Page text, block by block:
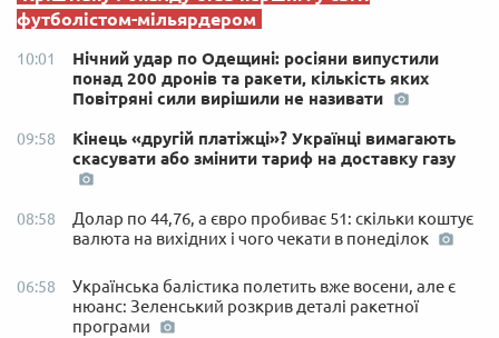
футболістом-мільярдером
10:01
Нічний удар по Одещині: росіяни випустили
понад 200 дронів та ракети, кількість яких
Повітряні сили вирішили не називати
09:58
Кінець «другій платіжці»? Українці вимагають
скасувати або змінити тариф на доставку газу
08:58
Долар по 44,76, а євро пробиває 51: скільки коштує
валюта на вихідних і чого чекати в понеділок
06:58
Українська балістика полетить вже восени, але є
нюанс: Зеленський розкрив деталі ракетної
програми